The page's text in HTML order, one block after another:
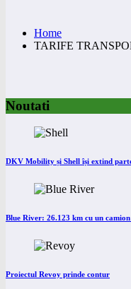
Home
TARIFE
Noutati
DKV Mobility și Shell își extind
Blue River: 26.123 km cu un
Proiectul Revoy prinde contur